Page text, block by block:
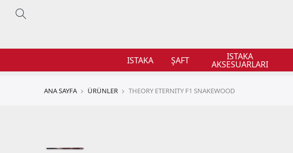
ISTAKA ŞAFT ISTAKA
AKSESUARLARI
ANA SAYFA ÜRÜNLER THEORY ETERNITY F1 SNAKEWOOD